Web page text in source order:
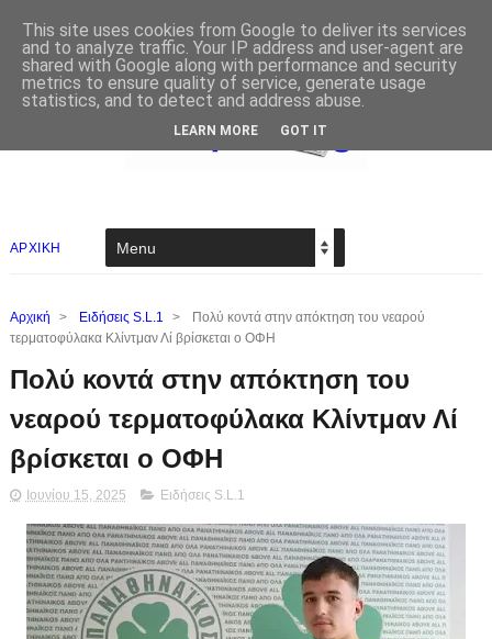
ΑΡΧΙΚΗ
Αρχική > Ειδήσεις S.L.1 >
Πολύ κοντά στην απόκτηση του νεαρού
τερματοφύλακα Κλίντμαν Λί βρίσκεται ο ΟΦΗ
Πολύ κοντά στην απόκτηση του
νεαρού τερματοφύλακα Κλίντμαν Λί
βρίσκεται ο ΟΦΗ
Ιουνίου 15, 2025 Ειδήσεις S.L.1
This site uses cookies from Google to deliver its services
and to analyze traffic. Your IP address and user-agent are
shared with Google along with performance and security
metrics to ensure quality of service, generate usage
statistics, and to detect and address abuse.
LEARN MORE GOT IT